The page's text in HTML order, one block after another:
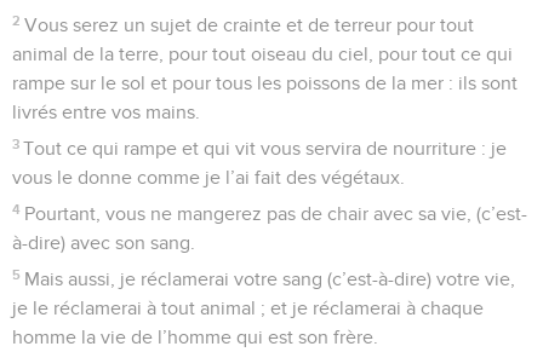
2 Vous serez un sujet de crainte et de terreur pour tout
animal de la terre, pour tout oiseau du ciel, pour tout ce qui
rampe sur le sol et pour tous les poissons de la mer : ils sont
livrés entre vos mains.
3 Tout ce qui rampe et qui vit vous servira de nourriture : je
vous le donne comme je l’ai fait des végétaux.
4 Pourtant, vous ne mangerez pas de chair avec sa vie, (c’est-
à-dire) avec son sang.
5 Mais aussi, je réclamerai votre sang (c’est-à-dire) votre vie,
je le réclamerai à tout animal ; et je réclamerai à chaque
homme la vie de l’homme qui est son frère.